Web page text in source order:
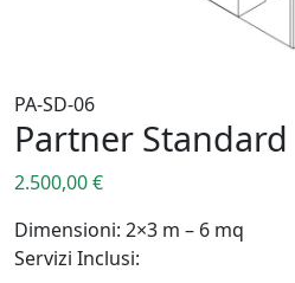
PA-SD-06
Partner Standard
2.500,00€
Dimensioni: 2×3 m – 6 mq
Servizi Inclusi: